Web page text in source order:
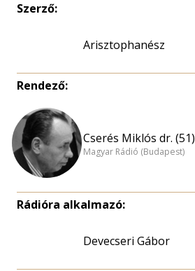
Szerző:
Rendező:
Cserés Miklós dr. (51)
Magyar Rádió (Budapest)
Rádióra alkalmazó:
Devecseri Gábor